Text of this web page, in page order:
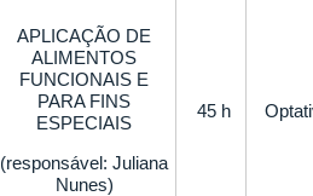
APLICAÇÃO DE
ALIMENTOS
FUNCIONAIS E
PARA FINS
ESPECIAIS
(responsável: Juliana
Nunes)
45 h